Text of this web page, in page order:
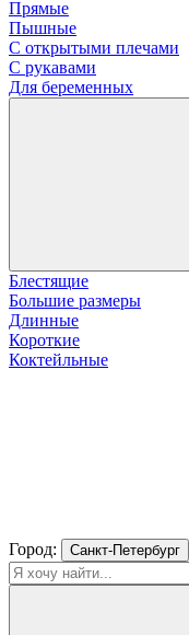
Прямые
Пышные
С открытыми плечами
С рукавами
Для беременных
Блестящие
Большие размеры
Длинные
Короткие
Коктейльные
Город: Санкт-Петербург